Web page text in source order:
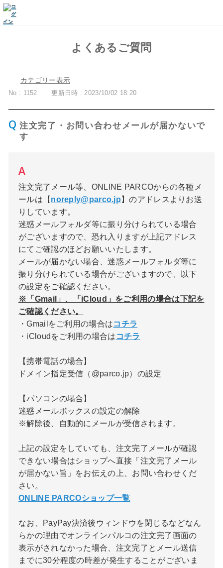
よくあるご質問
カテゴリー表示
No : 1152 更新日時 : 2023/10/02 18:20
注文完了・お問い合わせメールが届かないで
す
注文完了メール等、ONLINE PARCOからの各種メ
ールは【 noreply@parco.jp 】のアドレスよりお送
りしています。
迷惑メールフォルダ等に振り分けられている場合
がございますので、恐れ入りますが上記アドレス
にてご確認のほどお願いいたします。
メールが届かない場合、迷惑メールフォルダ等に
振り分けられている場合がございますので、以下
の設定をご確認ください。
※「Gmail」、「iCloud」をご利用の場合は下記を
ご確認ください。
・Gmailをご利用の場合はコチラ
・iCloudをご利用の場合は コチラ
【携帯電話の場合】
ドメイン指定受信（@parco.jp）の設定
【パソコンの場合】
迷惑メールボックスの設定の解除
※解除後、自動的にメールが受信されます。
上記の設定をしていても、注文完了メールが確認
できない場合はショップへ直接「注文完了メール
が届かない旨」をお伝えの上、お問い合わせくだ
さい。
ONLINE PARCOショップ一覧
なお、PayPay決済後ウィンドウを閉じるなどなん
らかの理由でオンラインパルコの注文完了画面の
表示がされなかった場合、注文完了とメール送信
までに30分程度の時差が発生することがございま